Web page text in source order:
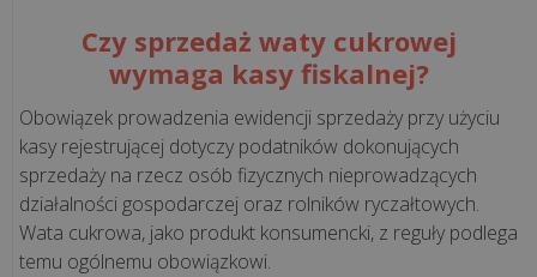
technologia
marzenia
o
zdrowy...
Nowoczesne
stanowisko
Czy sprzedaż waty cukrowej
wymaga kasy fiskalnej?
Obowiązek prowadzenia ewidencji sprzedaży przy użyciu
kasy rejestrującej dotyczy podatników dokonujących
sprzedaży na rzecz osób fizycznych nieprowadzących
działalności gospodarczej oraz rolników ryczałtowych.
Wata cukrowa, jako produkt konsumencki, z reguły podlega
temu ogólnemu obowiązkowi.